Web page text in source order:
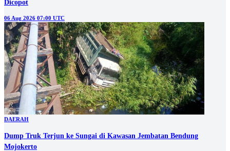
Dicopot
06 Aug 2026 07:00 UTC
DAERAH
Dump Truk Terjun ke Sungai di Kawasan Jembatan Bendung
Mojokerto